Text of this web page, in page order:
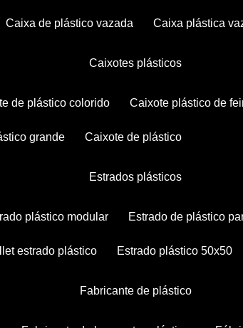
caixa de plástico vazada caixa plástica
caixotes plásticos
de plástico colorido caixote plástico de
grande caixote de plástico
estrados plásticos
plástico modular estrado de plástico
estrado plástico estrado plástico 50x50
fabricante de plástico